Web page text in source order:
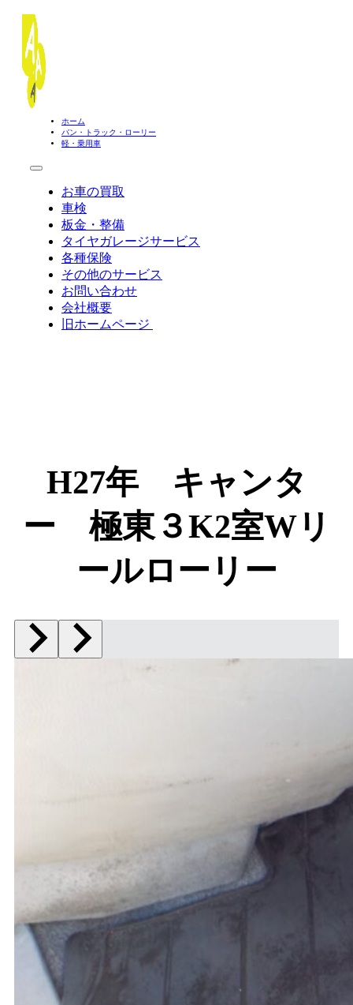
ホーム
バン・トラック・ローリー
軽・乗用車
お車の買取
車検
板金・整備
タイヤガレージサービス
各種保険
その他のサービス
お問い合わせ
会社概要
旧ホームページ
H27年 キャンタ
ー 極東３K2室Wリ
ールローリー